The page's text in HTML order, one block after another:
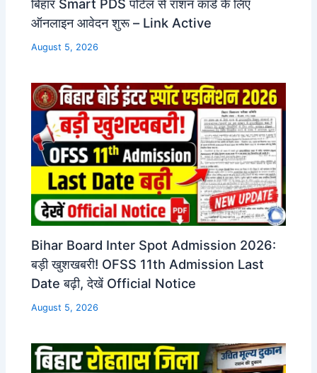
बिहार Smart PDS पोर्टल से राशन कार्ड के लिए
ऑनलाइन आवेदन शुरू – Link Active
August 5, 2026
Bihar Board Inter Spot Admission 2026:
बड़ी खुशखबरी! OFSS 11th Admission Last
Date बढ़ी, देखें Official Notice
August 5, 2026